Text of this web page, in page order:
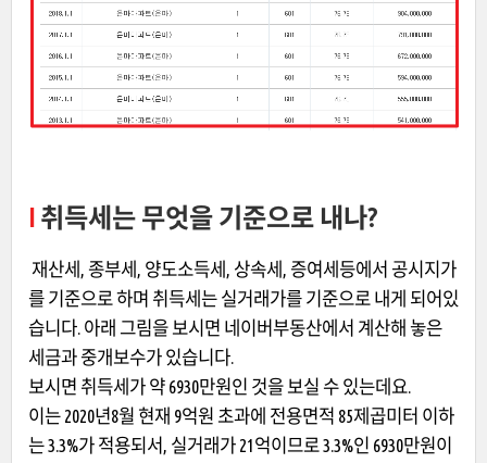
I 취득세는 무엇을 기준으로 내나?
재산세, 종부세, 양도소득세, 상속세, 증여세등에서 공시지가
를 기준으로 하며 취득세는 실거래가를 기준으로 내게 되어있
습니다. 아래 그림을 보시면 네이버부동산에서 계산해 놓은
세금과 중개보수가 있습니다.
보시면 취득세가 약 6930만원인 것을 보실 수 있는데요.
이는 2020년8월 현재 9억원 초과에 전용면적 85제곱미터 이하
는 3.3%가 적용되서, 실거래가 21억이므로 3.3%인 6930만원이